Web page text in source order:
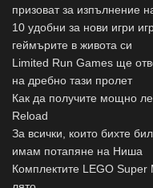
призоват за изпълнение
10 удобни за нови игри
геймърите в живота си
Limited Run Games ще
на дребно тази пролет
Как да получите мощно
Reload
За всички, които бихте
имам потапяне на Ниша
Комплектите LEGO Super